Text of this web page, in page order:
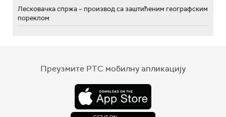
Лесковачка спржа – производ са заштићеним географским
пореклом
Преузмите РТС мобилну апликацију